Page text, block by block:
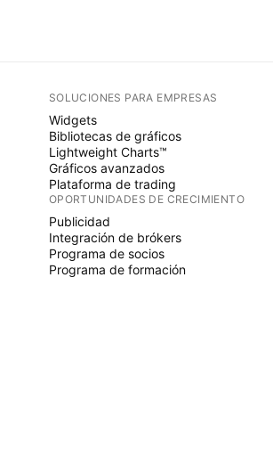
SOLUCIONES PARA EMPRESAS
Widgets
Bibliotecas de gráficos
Lightweight Charts™
Gráficos avanzados
Plataforma de trading
OPORTUNIDADES DE CRECIMIENTO
Publicidad
Integración de brókers
Programa de socios
Programa de formación